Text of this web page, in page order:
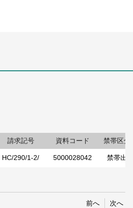
請求記号 資料コード 禁帯区分
HC/290/1-2/ 5000028042 禁帯出
前へ 次へ